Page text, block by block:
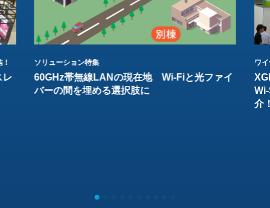
レ
ソリューション特集
60GHz帯無線LANの現在地 Wi-Fiと光ファイ
バーの間を埋める選択肢に
ワ
介